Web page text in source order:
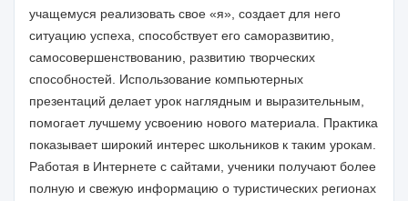
учащемуся реализовать свое «я», создает для него
ситуацию успеха, способствует его саморазвитию,
самосовершенствованию, развитию творческих
способностей. Использование компьютерных
презентаций делает урок наглядным и выразительным,
помогает лучшему усвоению нового материала. Практика
показывает широкий интерес школьников к таким урокам.
Работая в Интернете с сайтами, ученики получают более
полную и свежую информацию о туристических регионах